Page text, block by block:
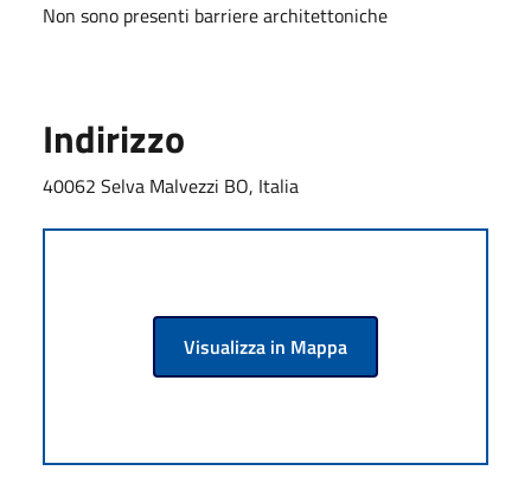
Non sono presenti barriere architettoniche
Indirizzo
40062 Selva Malvezzi BO, Italia
Visualizza in Mappa